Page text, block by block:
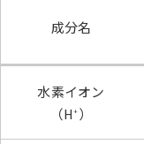
成分名
水素イオン
（H+）